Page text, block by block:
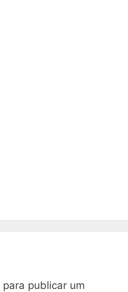
para publicar um